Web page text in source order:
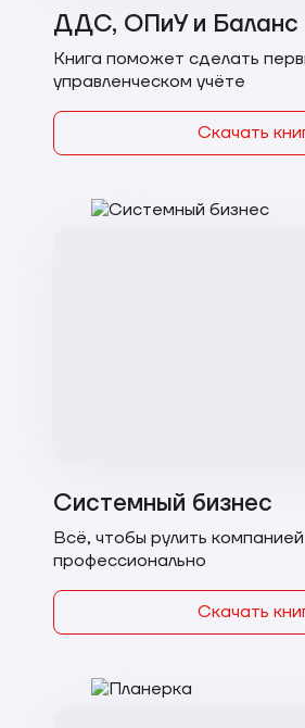
ДДС, ОПиУ и Баланс
Книга поможет сделать
управленческом учёте
Скачать
Системный бизнес
Всё, чтобы рулить компанией
профессионально
Скачать